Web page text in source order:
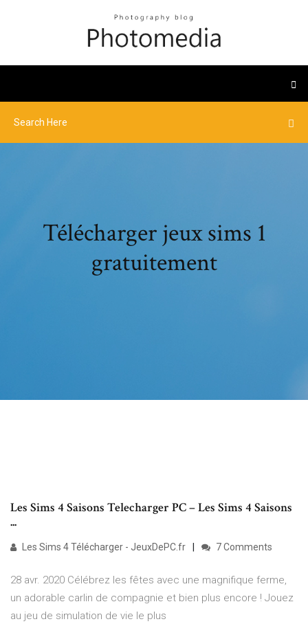
Télécharger jeux sims 1
gratuitement
Les Sims 4 Saisons Telecharger PC – Les Sims 4 Saisons
...
Les Sims 4 Télécharger - JeuxDePC.fr 7 Comments
28 avr. 2020 Célébrez les fêtes avec une magnifique ferme,
un adorable carlin de compagnie et bien plus encore ! Jouez
au jeu de simulation de vie le plus